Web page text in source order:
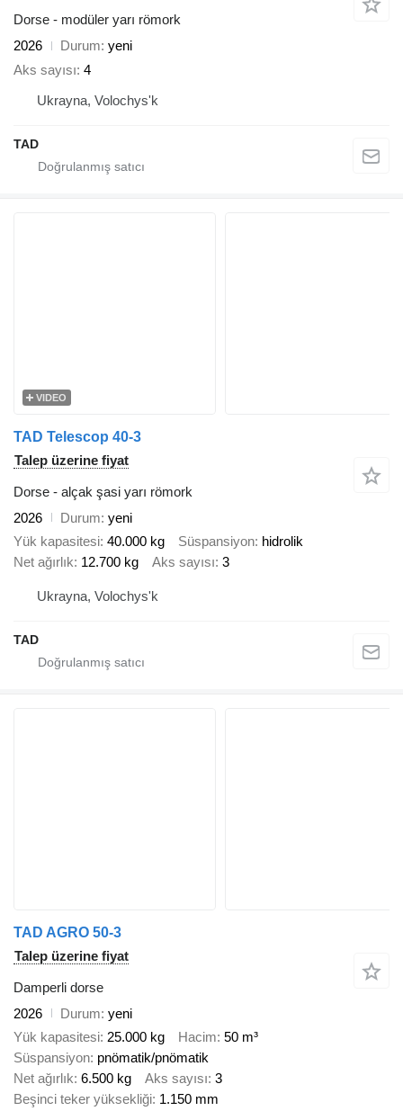
Dorse - modüler yarı römork
2026
Durum yeni
Aks sayısı 4
Ukrayna, Volochys'k
TAD
VIDEO
TAD Telescop 40-3
Talep üzerine fiyat
Dorse - alçak şasi yarı römork
2026
Durum yeni
Yük kapasitesi 40.000 kg Süspansiyon hidrolik
Net ağırlık 12.700 kg Aks sayısı 3
Ukrayna, Volochys'k
TAD
TAD AGRO 50-3
Talep üzerine fiyat
Damperli dorse
2026
Durum yeni
Yük kapasitesi 25.000 kg Hacim 50 m³
Süspansiyon pnömatik/pnömatik
Net ağırlık 6.500 kg Aks sayısı 3
Beşinci teker yüksekliği 1.150 mm